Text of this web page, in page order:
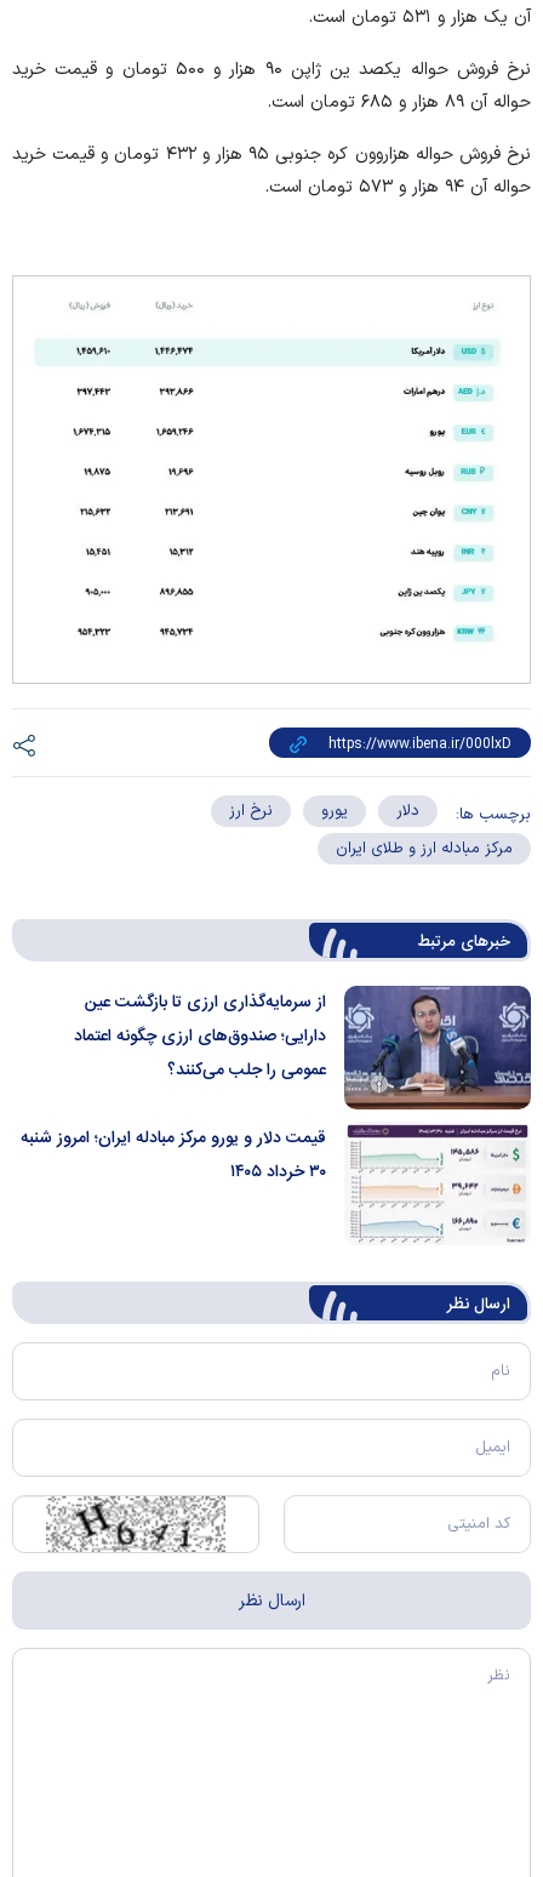
آن یک هزار و ۵۳۱ تومان است.
نرخ فروش حواله یکصد ین ژاپن ۹۰ هزار و ۵۰۰ تومان و قیمت خرید
حواله آن ۸۹ هزار و ۶۸۵ تومان است.
نرخ فروش حواله هزاروون کره جنوبی ۹۵ هزار و ۴۳۲ تومان و قیمت خرید
حواله آن ۹۴ هزار و ۵۷۳ تومان است.
برچسب ها: دلار یورو
نرخ ارز
مرکز مبادله ارز و طلای ایران
خبرهای مرتبط
از سرمایه‌گذاری ارزی تا بازگشت عین
دارایی؛ صندوق‌های ارزی چگونه اعتماد
عمومی را جلب می‌کنند؟
قیمت دلار و یورو مرکز مبادله ایران؛ امروز شنبه
۳۰ خرداد ۱۴۰۵
ارسال‌ نظر